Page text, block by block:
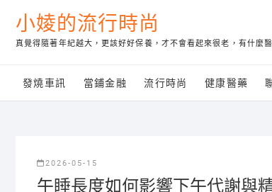
content
小婈的流行時尚
真覺得隨著年紀越大，更該好好保養，才不會看起來很老，有什麼
發燒車訊 當鋪金融 流行時尚 健康醫藥
2026-05-15
午睡長度如何影響下午代謝與